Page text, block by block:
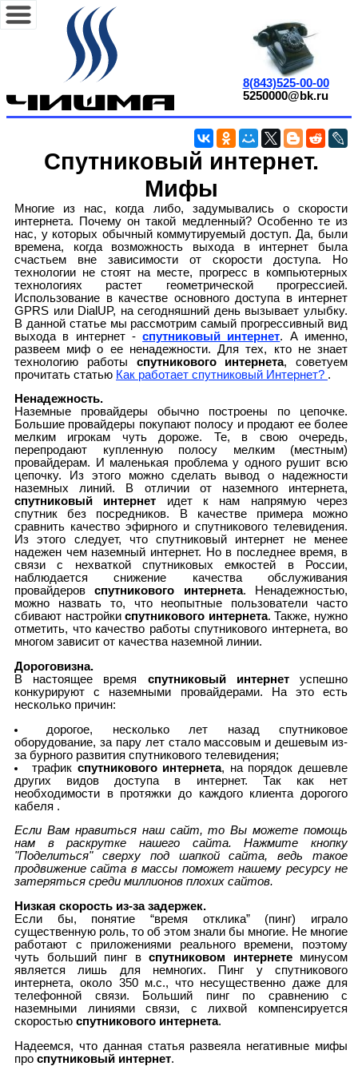
8(843)525-00-00
5250000@bk.ru
Спутниковый интернет.
Мифы
Многие из нас, когда либо, задумывались о скорости
интернета. Почему он такой медленный? Особенно те из
нас, у которых обычный коммутируемый доступ. Да, были
времена, когда возможность выхода в интернет была
счастьем вне зависимости от скорости доступа. Но
технологии не стоят на месте, прогресс в компьютерных
технологиях растет геометрической прогрессией.
Использование в качестве основного доступа в интернет
GPRS или DialUP, на сегодняшний день вызывает улыбку.
В данной статье мы рассмотрим самый прогрессивный вид
выхода в интернет -спутниковый интернет. А именно,
развеем миф о ее ненадежности. Для тех, кто не знает
технологию работы спутникового интернета, советуем
прочитать статью Как работает спутниковый Интернет? .
Ненадежность.
Наземные провайдеры обычно построены по цепочке.
Большие провайдеры покупают полосу и продают ее более
мелким игрокам чуть дороже. Те, в свою очередь,
перепродают купленную полосу мелким (местным)
провайдерам. И маленькая проблема у одного рушит всю
цепочку. Из этого можно сделать вывод о надежности
наземных линий. В отличии от наземного интернета,
спутниковый интернет идет к нам напрямую через
спутник без посредников. В качестве примера можно
сравнить качество эфирного и спутникового телевидения.
Из этого следует, что спутниковый интернет не менее
надежен чем наземный интернет. Но в последнее время, в
связи с нехваткой спутниковых емкостей в России,
наблюдается снижение качества обслуживания
провайдеровспутникового интернета. Ненадежностью,
можно назвать то, что неопытные пользователи часто
сбивают настройкиспутникового интернета. Также, нужно
отметить, что качество работы спутникового интернета, во
многом зависит от качества наземной линии.
Дороговизна.
В настоящее время спутниковый интернетуспешно
конкурируют с наземными провайдерами. На это есть
несколько причин:
дорогое, несколько лет назад спутниковое
оборудование, за пару лет стало массовым и дешевым из-
за бурного развития спутникового телевидения;
трафик спутникового интернета, на порядок дешевле
других видов доступа в интернет. Так как нет
необходимости в протяжки до каждого клиента дорогого
кабеля .
Если Вам нравиться наш сайт, то Вы можете помощь
нам в раскрутке нашего сайта. Нажмите кнопку
"Поделиться" сверху под шапкой сайта, ведь такое
продвижение сайта в массы поможет нашему ресурсу не
затеряться среди миллионов плохих сайтов.
Низкая скорость из-за задержек.
Если бы, понятие “время отклика” (пинг) играло
существенную роль, то об этом знали бы многие. Не многие
работают с приложениями реального времени, поэтому
чуть больший пинг в спутниковом интернетеминусом
является лишь для немногих. Пинг у спутникового
интернета, около 350 м.с., что несущественно даже для
телефонной связи. Больший пинг по сравнению с
наземными линиями связи, с лихвой компенсируется
скоростью спутникового интернета.
Надеемся, что данная статья развеяла негативные мифы
про спутниковый интернет.